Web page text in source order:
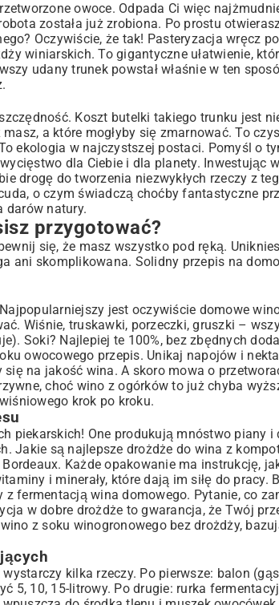
winiarzy
owoce. Odpada Ci więc
została już zrobiona. Po prostu
Oczywiście, że tak! Pasteryzacja wręcz
winiarskich. To gigantyczne ułatwienie,
udany trunek powstał właśnie w ten
Koszt butelki takiego trunku jest
a które mogłyby się zmarnować. To
ekologia w najczystszej postaci. Pomyśl o
dla Ciebie i dla planety. Inwestując
drogę do tworzenia niezwykłych rzeczy z
o czym świadczą choćby fantastyczne
darów natury.
przygotować?
się, że masz wszystko pod ręką.
ani skomplikowana. Solidny przepis na
jest oczywiście domowe
Wiśnie, truskawki, porzeczki, gruszki –
Soki? Najlepiej te 100%, bez zbędnych
owocowego przepis. Unikaj napojów i
na jakość wina. A skoro mowa o
, choć wino z ogórków to już chyba
krok po kroku.
piekarskich! One produkują mnóstwo piany i
Jakie są najlepsze drożdże do wina z
Każde opakowanie ma instrukcję,
i minerały, które dają im siłę do pracy.
fermentacją wina domowego. Pytanie, co
w dobre drożdże to gwarancja, że Twój
z soku winogronowego bez drożdży,
kilka rzeczy. Po pierwsze: balon
5, 10, 15-litrowy. Po drugie: rurka